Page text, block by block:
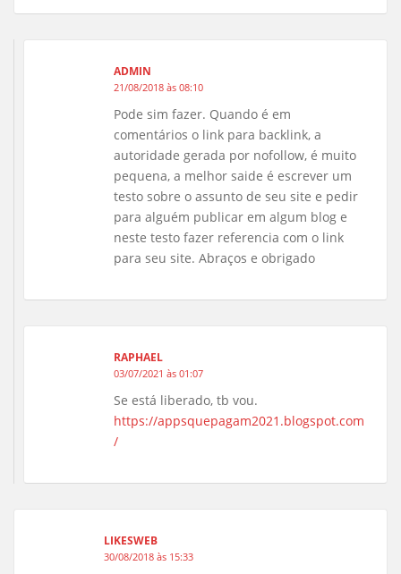
ADMIN
21/08/2018 às 08:10
Pode sim fazer. Quando é em
comentários o link para backlink, a
autoridade gerada por nofollow, é muito
pequena, a melhor saide é escrever um
testo sobre o assunto de seu site e pedir
para alguém publicar em algum blog e
neste testo fazer referencia com o link
para seu site. Abraços e obrigado
RAPHAEL
03/07/2021 às 01:07
Se está liberado, tb vou.
https://appsquepagam2021.blogspot.com
/
LIKESWEB
30/08/2018 às 15:33